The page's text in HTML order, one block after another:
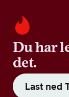
Du har
det.
Last ned